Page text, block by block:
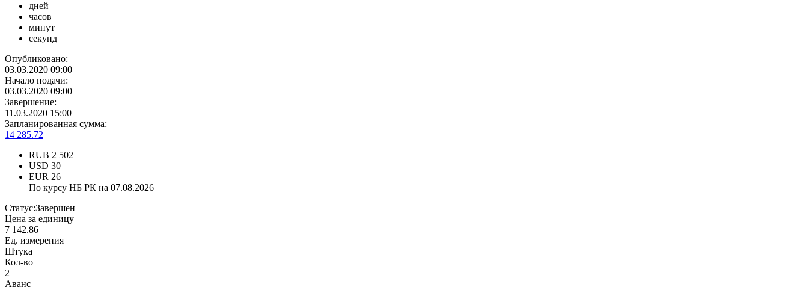
дней
часов
минут
секунд
Опубликовано:
03.03.2020 09:00
Начало подачи:
03.03.2020 09:00
Завершение:
11.03.2020 15:00
Запланированная сумма:
14 285.72
RUB 2 502
USD 30
EUR 26
По курсу НБ РК на 07.08.2026
Статус:Завершен
Цена за единицу
7 142.86
Ед. измерения
Штука
Кол-во
2
Аванс